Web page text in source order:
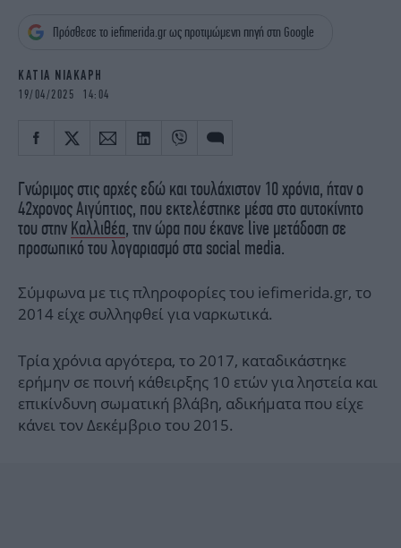
OSCARS
THE OCEAN
Πρόσθεσε το iefimerida.gr ως προτιμώμενη πηγή στη Google
ΚΑΤΙΑ ΝΙΑΚΑΡΗ
19/04/2025 14:04
Γνώριμος στις αρχές εδώ και τουλάχιστον 10 χρόνια, ήταν ο
42χρονος Αιγύπτιος, που εκτελέστηκε μέσα στο αυτοκίνητο
του στην Καλλιθέα, την ώρα που έκανε live μετάδοση σε
προσωπικό του λογαριασμό στα social media.
Σύμφωνα με τις πληροφορίες του iefimerida.gr, το
2014 είχε συλληφθεί για ναρκωτικά.
Τρία χρόνια αργότερα, το 2017, καταδικάστηκε
ερήμην σε ποινή κάθειρξης 10 ετών για ληστεία και
επικίνδυνη σωματική βλάβη, αδικήματα που είχε
κάνει τον Δεκέμβριο του 2015.